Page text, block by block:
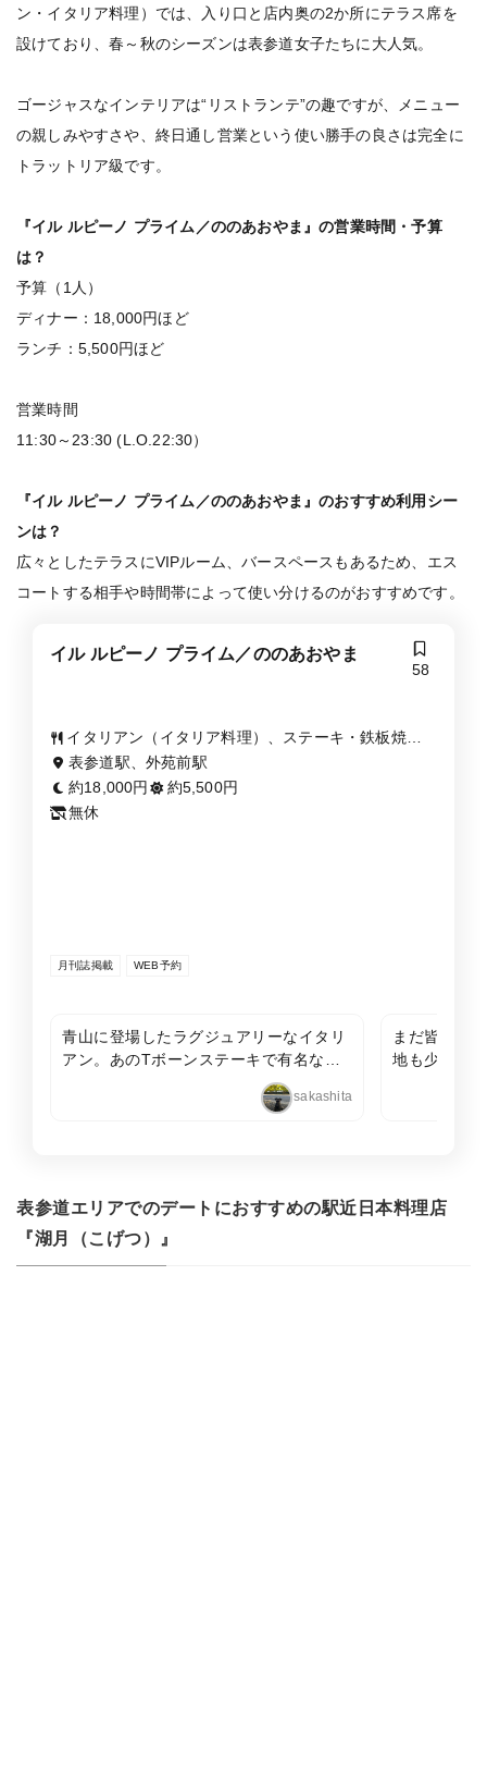
ン・イタリア料理）では、入り口と店内奥の2か所にテラス席を
設けており、春～秋のシーズンは表参道女子たちに大人気。
ゴージャスなインテリアは“リストランテ”の趣ですが、メニュー
の親しみやすさや、終日通し営業という使い勝手の良さは完全に
トラットリア級です。
『イル ルピーノ プライム／ののあおやま』の営業時間・予算
は？
予算（1人）
ディナー：18,000円ほど
ランチ：5,500円ほど
営業時間
11:30～23:30 (L.O.22:30）
『イル ルピーノ プライム／ののあおやま』のおすすめ利用シー
ンは？
広々としたテラスにVIPルーム、バースペースもあるため、エス
コートする相手や時間帯によって使い分けるのがおすすめです。
イル ルピーノ プライム／ののあおやま
58
イタリアン（イタリア料理）、ステーキ・鉄板焼
き、パスタ
表参道駅、外苑前駅
約18,000円
約5,500円
無休
月刊誌掲載 WEB予約
青山に登場したラグジュアリーなイタリ
アン。あのTボーンステーキで有名なウ
ルフギャング監修だというから、期待も
あがります。ガラス張りのワインセラー
sakashita
まだ皆が知
地も少し奥
表参道エリアでのデートにおすすめの駅近日本料理店
『湖月（こげつ）』